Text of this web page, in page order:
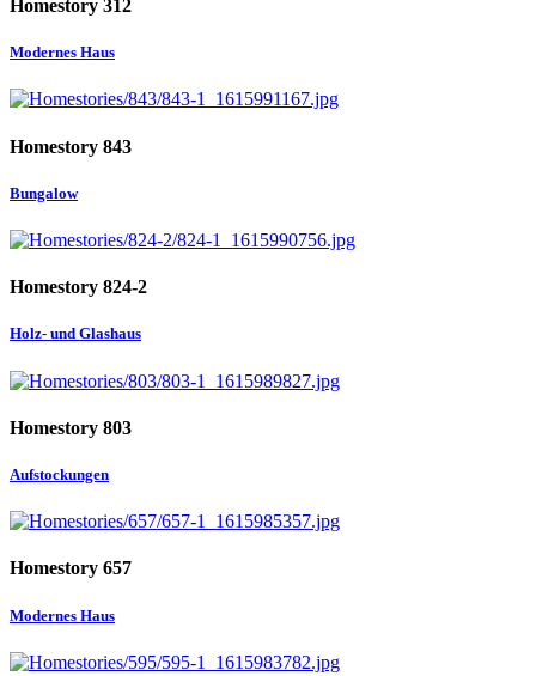
Homestory 312
Modernes Haus
Homestory 843
Bungalow
Homestory 824-2
Holz- und Glashaus
Homestory 803
Aufstockungen
Homestory 657
Modernes Haus